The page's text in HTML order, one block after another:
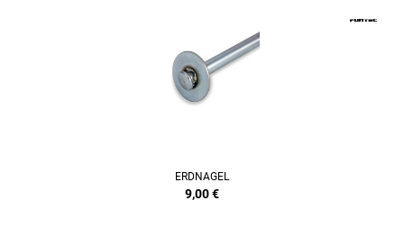
ERDNAGEL
9,00€